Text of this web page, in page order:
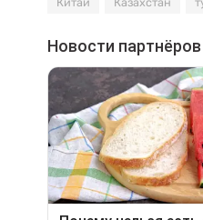
Китай Казахстан